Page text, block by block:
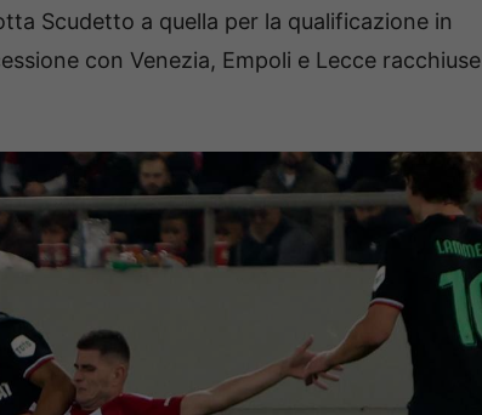
Scudetto a quella per la qualificazione in
con Venezia, Empoli e Lecce racchiuse